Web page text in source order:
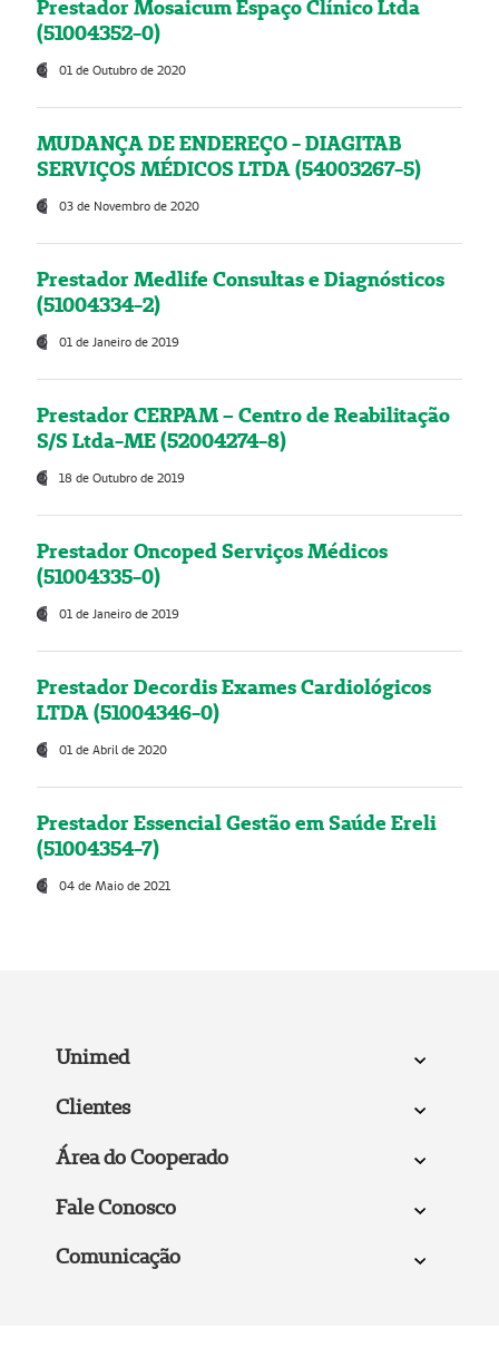
Prestador Mosaicum Espaço Clínico Ltda
(51004352-0)
01 de Outubro de 2020
MUDANÇA DE ENDEREÇO - DIAGITAB
SERVIÇOS MÉDICOS LTDA (54003267-5)
03 de Novembro de 2020
Prestador Medlife Consultas e Diagnósticos
(51004334-2)
01 de Janeiro de 2019
Prestador CERPAM – Centro de Reabilitação
S/S Ltda-ME (52004274-8)
18 de Outubro de 2019
Prestador Oncoped Serviços Médicos
(51004335-0)
01 de Janeiro de 2019
Prestador Decordis Exames Cardiológicos
LTDA (51004346-0)
01 de Abril de 2020
Prestador Essencial Gestão em Saúde Ereli
(51004354-7)
04 de Maio de 2021
Unimed
Clientes
Área do Cooperado
Fale Conosco
Comunicação